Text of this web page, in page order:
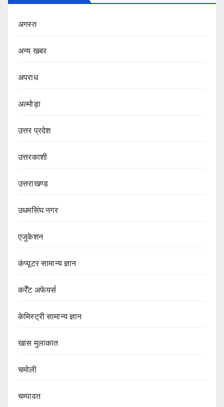
अगस्त
अन्य खबर
अपराध
अल्मोड़ा
उत्तर प्रदेश
उत्तरकाशी
उत्तराखण्ड
उधमसिंघ नगर
एजुकेशन
कंप्यूटर सामान्य ज्ञान
कर्रेंट अफेयर्स
केमिस्ट्री सामान्य ज्ञान
खास मुलाकात
चमोली
चम्पावत